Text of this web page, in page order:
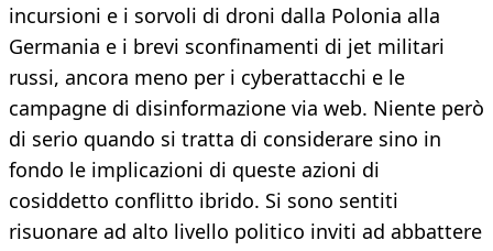
incursioni e i sorvoli di droni dalla Polonia alla
Germania e i brevi sconfinamenti di jet militari
russi, ancora meno per i cyberattacchi e le
campagne di disinformazione via web. Niente però
di serio quando si tratta di considerare sino in
fondo le implicazioni di queste azioni di
cosiddetto conflitto ibrido. Si sono sentiti
risuonare ad alto livello politico inviti ad abbattere